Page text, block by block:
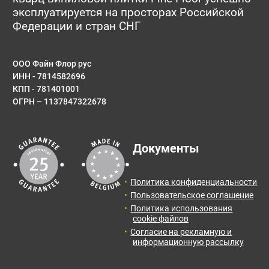
Количество:
упак.
Итоговая
площадь:
0м2
Цена от:
Отправить заявку с расчетом менеджеру для
получения информации и оформления заказа.
Имя*
E-mail
Сообщение
эксплуатируется на просторах Российской
Федерации и стран СНГ
ООО Файн Флор рус
ИНН - 7814582696
КПП - 781401001
ОГРН – 1137847322678
Документы
Политика конфиденциальности
Пользовательское соглашение
Политика использования
cookie файлов
Согласие на рекламную и
информационную рассылку